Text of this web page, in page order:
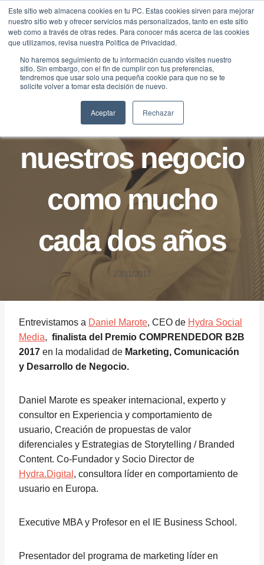
Este sitio web almacena cookies en tu PC. Estas cookies sirven para mejorar
nuestro sitio web y ofrecer servicios más personalizados, tanto en este sitio
web como a través de otras redes. Para conocer más acerca de las cookies
que utilizamos, revisa nuestra Política de Privacidad.
No haremos seguimiento de tu información cuando visites nuestro
sitio. Sin embargo, con el fin de cumplir con tus preferencias,
tendremos que usar solo una pequeña cookie para que no se te
solicite volver a tomar esta decisión de nuevo.
Aceptar Rechazar
Saltar
contenido
NOTICIAS
Reinventamos
nuestros negocio
como mucho
cada dos años
23/11/2017
Entrevistamos a Daniel Marote, CEO de Hydra Social
Media, finalista del Premio COMPRENDEDOR B2B
2017 en la modalidad de Marketing, Comunicación
y Desarrollo de Negocio.
Daniel Marote es speaker internacional, experto y
consultor en Experiencia y comportamiento de
usuario, Creación de propuestas de valor
diferenciales y Estrategias de Storytelling / Branded
Content. Co-Fundador y Socio Director de
Hydra.Digital , consultora líder en comportamiento de
usuario en Europa.
Executive MBA y Profesor en el IE Business School.
Presentador del programa de marketing líder en
Traducir »